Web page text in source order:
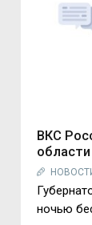
ВКС
области
ночью